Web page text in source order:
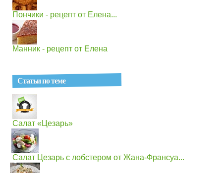
Пончики - рецепт от Елена...
Манник - рецепт от Елена
Статьи по теме
Салат «Цезарь»
Салат Цезарь с лобстером от Жана-Франсуа...